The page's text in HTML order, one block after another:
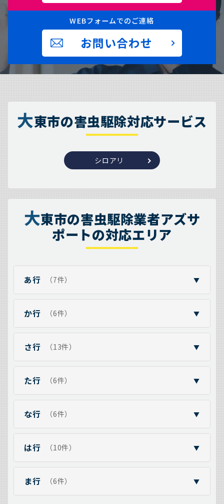
WEBフォームでのご連絡
お問い合わせ
大東市の害虫駆除対応サービス
シロアリ
大東市の害虫駆除業者アズサ
ポートの対応エリア
あ行 （7件） ▼
か行 （6件） ▼
さ行 （13件） ▼
た行 （6件） ▼
な行 （6件） ▼
は行 （10件） ▼
ま行 （6件） ▼